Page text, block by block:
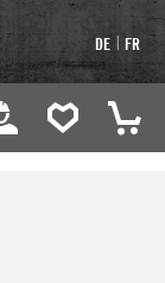
DE | FR